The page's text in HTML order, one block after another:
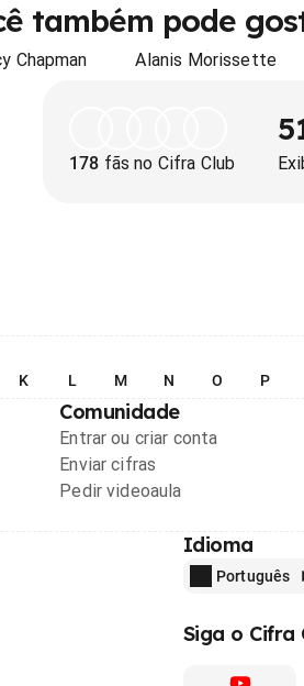
também pode
Chapman Alanis Morissette
178 fãs no Cifra Club
K L M N O P
Comunidade
Entrar ou criar conta
Enviar cifras
Pedir videoaula
Idioma
Português
Siga o Cifra